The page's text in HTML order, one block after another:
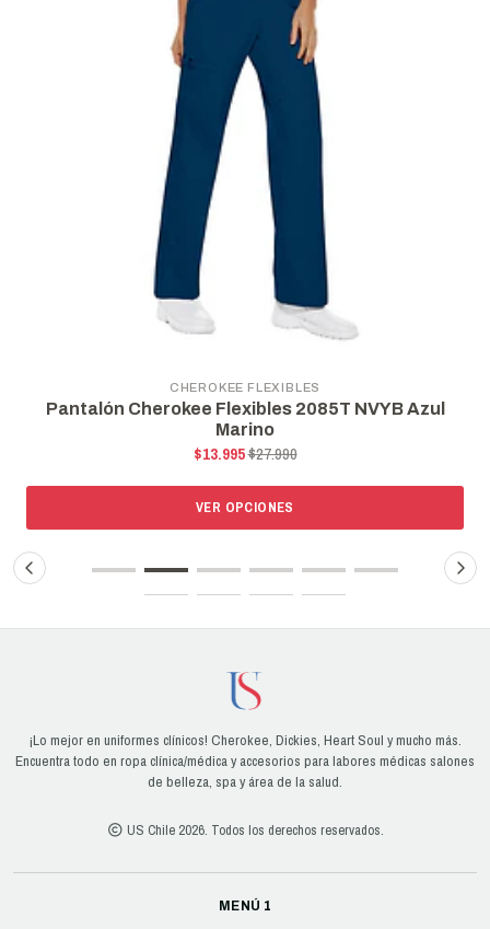
CHEROKEE FLEXIBLES
Pantalón Cherokee Flexibles 2085T NVYB Azul
Marino
$13.995$27.990
VER OPCIONES
¡Lo mejor en uniformes clínicos! Cherokee, Dickies, Heart Soul y mucho más.
Encuentra todo en ropa clínica/médica y accesorios para labores médicas salones
de belleza, spa y área de la salud.
US Chile 2026. Todos los derechos reservados.
MENÚ 1